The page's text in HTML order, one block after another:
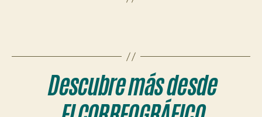
Descubre más desde